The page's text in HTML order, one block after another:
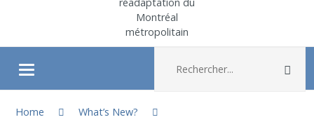
Ouvrir/fermer le menu
About
Home
What’s New?